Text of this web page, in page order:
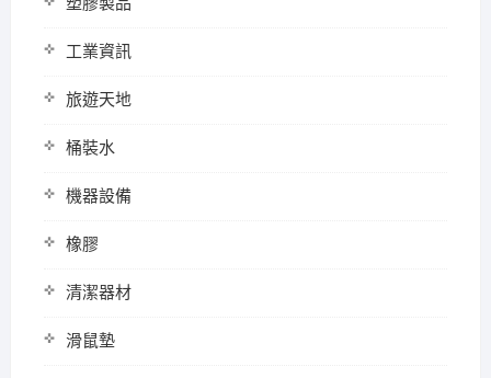
工業資訊
旅遊天地
桶裝水
機器設備
橡膠
清潔器材
滑鼠墊